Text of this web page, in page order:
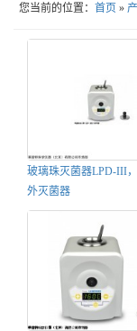
您当前的位置： 首页 »
玻璃珠灭菌器LPD-III
外灭菌器